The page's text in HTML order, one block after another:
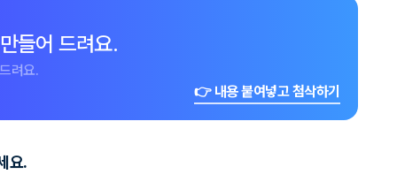
들어 드려요.
려요.
👉 내용 붙여넣고 첨삭하기
요.